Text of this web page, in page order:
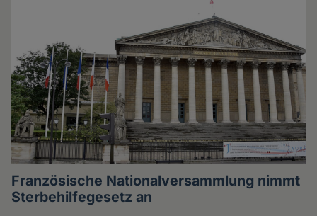
Französische Nationalversammlung nimmt
Sterbehilfegesetz an